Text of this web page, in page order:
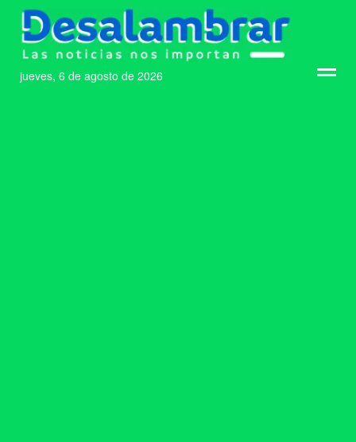
jueves, 6 de agosto de 2026